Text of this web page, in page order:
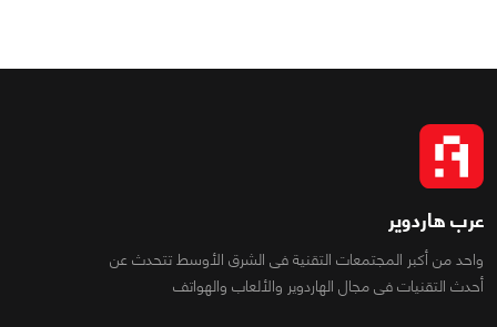
عرب هاردوير
واحد من أكبر المجتمعات التقنية فى الشرق الأوسط تتحدث عن
أحدث التقنيات فى مجال الهاردوير والألعاب والهواتف